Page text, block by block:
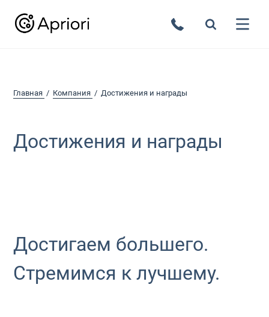
Главная Компания Достижения и награды
Достижения и награды
Достигаем большего.
Стремимся к лучшему.